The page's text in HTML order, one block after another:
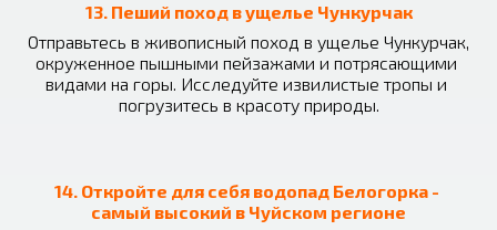
13. Пеший поход в ущелье Чункурчак
Отправьтесь в живописный поход в ущелье Чункурчак,
окруженное пышными пейзажами и потрясающими
видами на горы. Исследуйте извилистые тропы и
погрузитесь в красоту природы.
14. Откройте для себя водопад Белогорка -
самый высокий в Чуйском регионе